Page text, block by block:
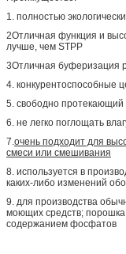
1. полностью
2Отличная функция и
лучше, чем STPP
3Отличная буферизация
4. конкурентоспособные
5. свободно протекающий
6. не легко поглощать
7.очень подходит для
смеси или смешивания
8. используется в
каких-либо изменений
9. для производства
моющих средств;
содержанием фосфатов